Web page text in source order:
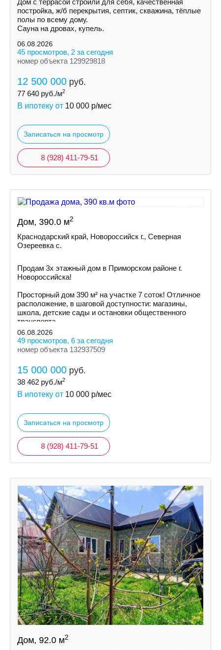
Дом с террасой строили для себя, качественная
постройка, ж/б перекрытия, септик, скважина, тёплые
полы по всему дому.
Сауна на дровах, купель.
06.08.2026
45 просмотров, 2 за сегодня
номер объекта 129929818
12 500 000 руб.
77 640 руб./м2
В ипотеку от 10 000 р/мес
Записаться на просмотр
8 (928) 411-79-51
Дом, 390.0 м2
Краснодарский край, Новороссийск г., Северная
Озереевка с.
Продам 3х этажный дом в Приморском районе г.
Новоросcийскa!
Просторный дом 390 м² на участке 7 соток! Отличное
расположение, в шаговой доступности: магазины,
школа, детские сады и остановки общественного
транспорта.
06.08.2026
49 просмотров, 6 за сегодня
номер объекта 132937509
15 000 000 руб.
38 462 руб./м2
В ипотеку от 10 000 р/мес
Записаться на просмотр
8 (928) 411-79-51
Дом, 92.0 м2